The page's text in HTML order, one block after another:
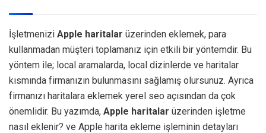
İşletmenizi Apple haritalar üzerinden eklemek, para
kullanmadan müşteri toplamanız için etkili bir yöntemdir. Bu
yöntem ile; local aramalarda, local dizinlerde ve haritalar
kısmında firmanızın bulunmasını sağlamış olursunuz. Ayrıca
firmanızı haritalara eklemek yerel seo açısından da çok
önemlidir. Bu yazımda, Apple haritalar üzerinden işletme
nasıl eklenir? ve Apple harita ekleme işleminin detayları